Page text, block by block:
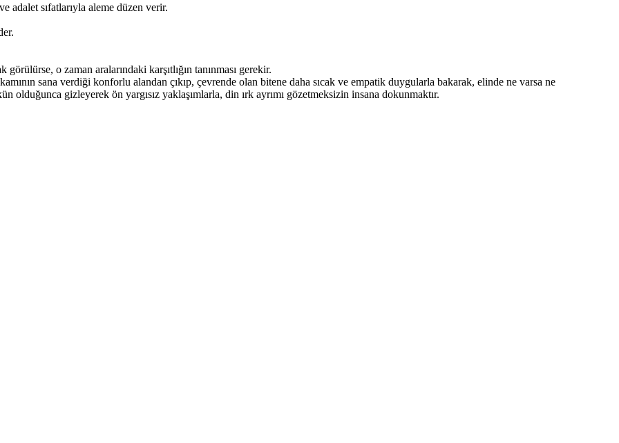
adalet sıfatlarıyla aleme düzen verir.
o zaman aralarındaki karşıtlığın tanınması gerekir.
sana verdiği konforlu alandan çıkıp, çevrende olan bitene daha sıcak ve empatik duygularla bakarak, elinde ne varsa ne
olduğunca gizleyerek ön yargısız yaklaşımlarla, din ırk ayrımı gözetmeksizin insana dokunmaktır.